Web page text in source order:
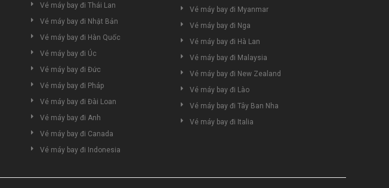
Vé máy bay đi Thái Lan
Vé máy bay đi Nhật Bản
Vé máy bay đi Hàn Quốc
Vé máy bay đi Úc
Vé máy bay đi Đức
Vé máy bay đi Pháp
Vé máy bay đi Đài Loan
Vé máy bay đi Anh
Vé máy bay đi Canada
Vé máy bay đi Indonesia
Vé máy bay đi Myanmar
Vé máy bay đi Nga
Vé máy bay đi Hà Lan
Vé máy bay đi Malaysia
Vé máy bay đi New Zealand
Vé máy bay đi Lào
Vé máy bay đi Tây Ban Nha
Vé máy bay đi Italia